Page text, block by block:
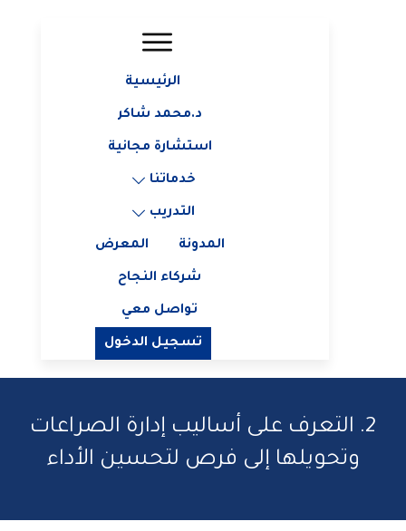
الرئيسية
د.محمد شاكر
استشارة مجانية
خدماتنا
التدريب
المدونة المعرض
شركاء النجاح
تواصل معي
تسجيل الدخول
2. التعرف على أساليب إدارة الصراعات
وتحويلها إلى فرص لتحسين الأداء